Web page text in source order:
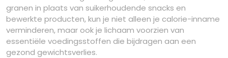
granen in plaats van suikerhoudende snacks en
bewerkte producten, kun je niet alleen je calorie-inname
verminderen, maar ook je lichaam voorzien van
essentiële voedingsstoffen die bijdragen aan een
gezond gewichtsverlies.